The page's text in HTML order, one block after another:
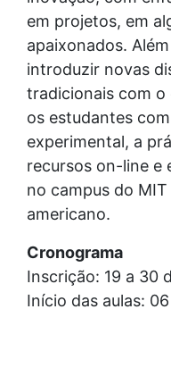
em projetos, em
apaixonados.
introduzir novas
tradicionais com
os estudantes
experimental, a
recursos on-line e
no campus do
americano.
Cronograma
Inscrição: 19 a 30
Início das aulas: